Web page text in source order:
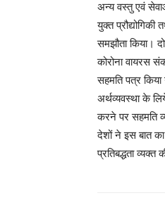
अन्य वस्तु एवं
युक्त
समझौता किया।
कोरोना वायरस
सहमति पत्र
अर्थव्यवस्था के
करने पर सहमति
देशों ने इस बात
प्रतिबद्धता व्यक्त